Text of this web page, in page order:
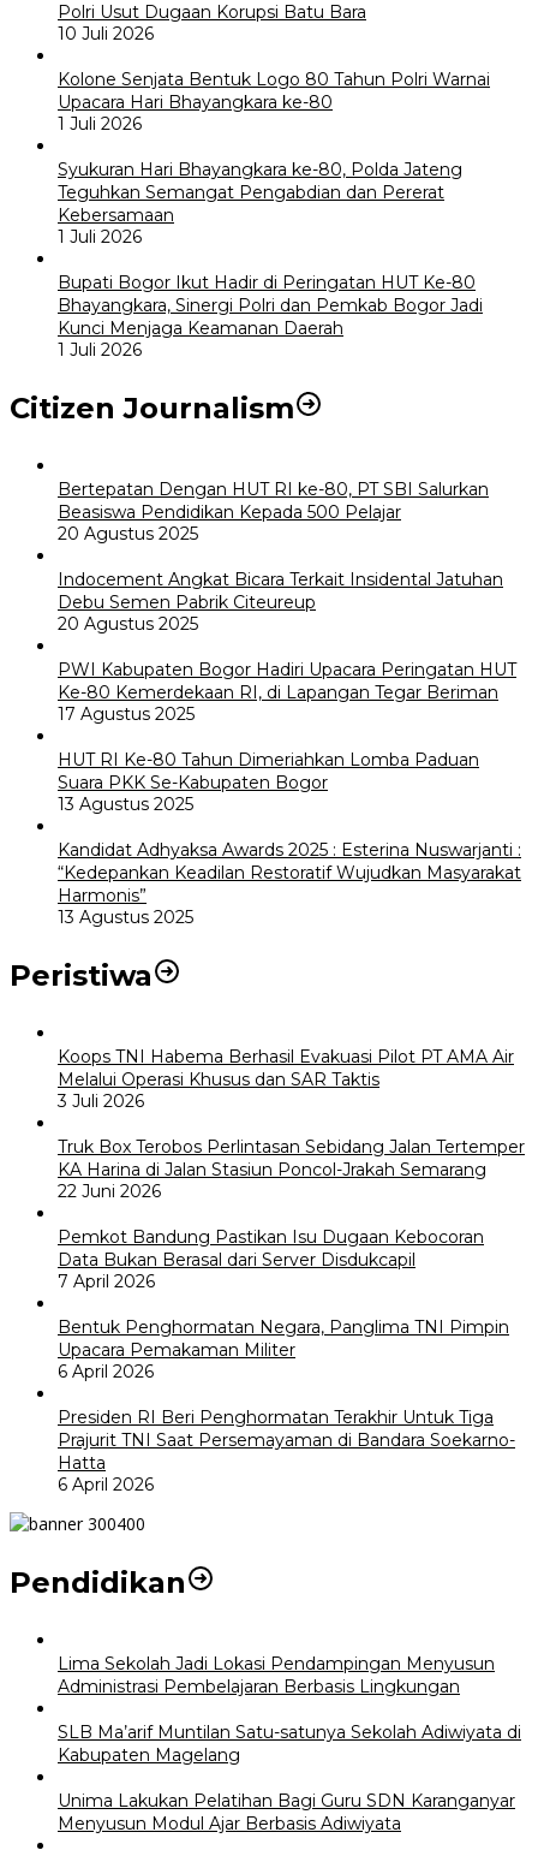
Polri Usut Dugaan Korupsi Batu Bara
10 Juli 2026
Kolone Senjata Bentuk Logo 80 Tahun Polri Warnai
Upacara Hari Bhayangkara ke-80
1 Juli 2026
Syukuran Hari Bhayangkara ke-80, Polda Jateng
Teguhkan Semangat Pengabdian dan Pererat
Kebersamaan
1 Juli 2026
Bupati Bogor Ikut Hadir di Peringatan HUT Ke-80
Bhayangkara, Sinergi Polri dan Pemkab Bogor Jadi
Kunci Menjaga Keamanan Daerah
1 Juli 2026
Citizen Journalism
Bertepatan Dengan HUT RI ke-80, PT SBI Salurkan
Beasiswa Pendidikan Kepada 500 Pelajar
20 Agustus 2025
Indocement Angkat Bicara Terkait Insidental Jatuhan
Debu Semen Pabrik Citeureup
20 Agustus 2025
PWI Kabupaten Bogor Hadiri Upacara Peringatan HUT
Ke-80 Kemerdekaan RI, di Lapangan Tegar Beriman
17 Agustus 2025
HUT RI Ke-80 Tahun Dimeriahkan Lomba Paduan
Suara PKK Se-Kabupaten Bogor
13 Agustus 2025
Kandidat Adhyaksa Awards 2025 : Esterina Nuswarjanti :
“Kedepankan Keadilan Restoratif Wujudkan Masyarakat
Harmonis”
13 Agustus 2025
Peristiwa
Koops TNI Habema Berhasil Evakuasi Pilot PT AMA Air
Melalui Operasi Khusus dan SAR Taktis
3 Juli 2026
Truk Box Terobos Perlintasan Sebidang Jalan Tertemper
KA Harina di Jalan Stasiun Poncol-Jrakah Semarang
22 Juni 2026
Pemkot Bandung Pastikan Isu Dugaan Kebocoran
Data Bukan Berasal dari Server Disdukcapil
7 April 2026
Bentuk Penghormatan Negara, Panglima TNI Pimpin
Upacara Pemakaman Militer
6 April 2026
Presiden RI Beri Penghormatan Terakhir Untuk Tiga
Prajurit TNI Saat Persemayaman di Bandara Soekarno-
Hatta
6 April 2026
Pendidikan
Lima Sekolah Jadi Lokasi Pendampingan Menyusun
Administrasi Pembelajaran Berbasis Lingkungan
SLB Ma’arif Muntilan Satu-satunya Sekolah Adiwiyata di
Kabupaten Magelang
Unima Lakukan Pelatihan Bagi Guru SDN Karanganyar
Menyusun Modul Ajar Berbasis Adiwiyata